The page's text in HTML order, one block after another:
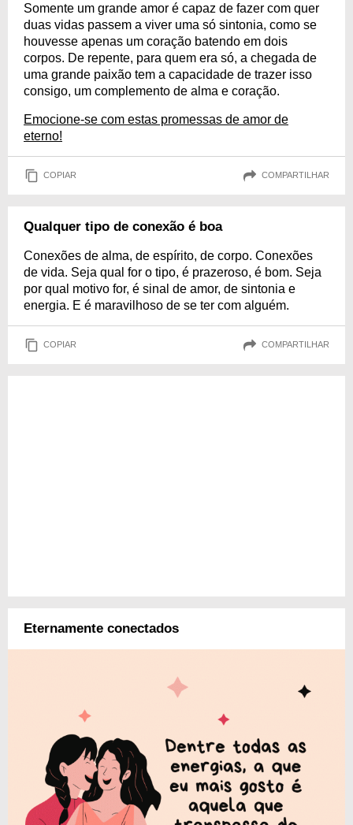
Somente um grande amor é capaz de fazer com quer
duas vidas passem a viver uma só sintonia, como se
houvesse apenas um coração batendo em dois
corpos. De repente, para quem era só, a chegada de
uma grande paixão tem a capacidade de trazer isso
consigo, um complemento de alma e coração.
Emocione-se com estas promessas de amor de
eterno!
COPIAR COMPARTILHAR
Qualquer tipo de conexão é boa
Conexões de alma, de espírito, de corpo. Conexões
de vida. Seja qual for o tipo, é prazeroso, é bom. Seja
por qual motivo for, é sinal de amor, de sintonia e
energia. E é maravilhoso de se ter com alguém.
COPIAR COMPARTILHAR
Eternamente conectados